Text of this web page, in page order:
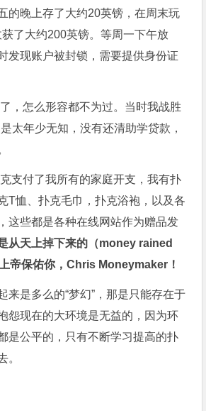
的晚上存了大约20英镑，在周末玩
了大约200英镑。等周一下午放
发现账户被封锁，需要提供身份证
，怎么形容都不为过。当时我战胜
太年少无知，没有还清助学贷款，
支付了我所有的家庭开支，我有扑
T恤、扑克毛巾，扑克浴袍，以及各
这些都是各种在线网站作为赠品发
从天上掉下来的（money rained
帝保佑你，Chris Moneymaker！
来是多么的“梦幻”，那是只能存在于
怨现在的大环境是无益的，因为环
是公平的，只有不断学习提高的扑
。